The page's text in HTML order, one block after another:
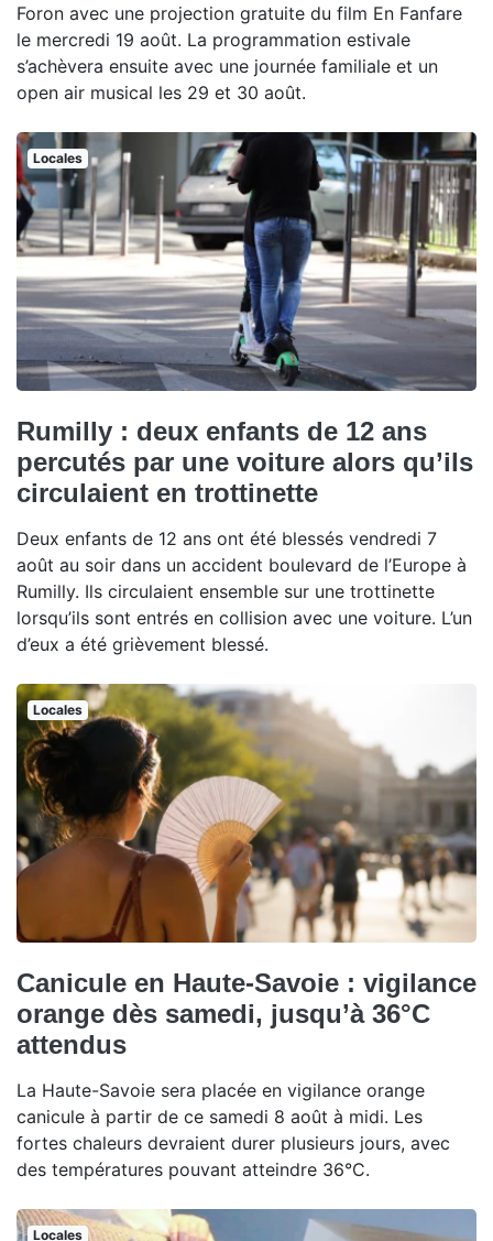
Foron avec une projection gratuite du film En Fanfare
le mercredi 19 août. La programmation estivale
s’achèvera ensuite avec une journée familiale et un
open air musical les 29 et 30 août.
Locales
Rumilly : deux enfants de 12 ans
percutés par une voiture alors qu’ils
circulaient en trottinette
Deux enfants de 12 ans ont été blessés vendredi 7
août au soir dans un accident boulevard de l’Europe à
Rumilly. Ils circulaient ensemble sur une trottinette
lorsqu’ils sont entrés en collision avec une voiture. L’un
d’eux a été grièvement blessé.
Locales
Canicule en Haute-Savoie : vigilance
orange dès samedi, jusqu’à 36°C
attendus
La Haute-Savoie sera placée en vigilance orange
canicule à partir de ce samedi 8 août à midi. Les
fortes chaleurs devraient durer plusieurs jours, avec
des températures pouvant atteindre 36°C.
Locales